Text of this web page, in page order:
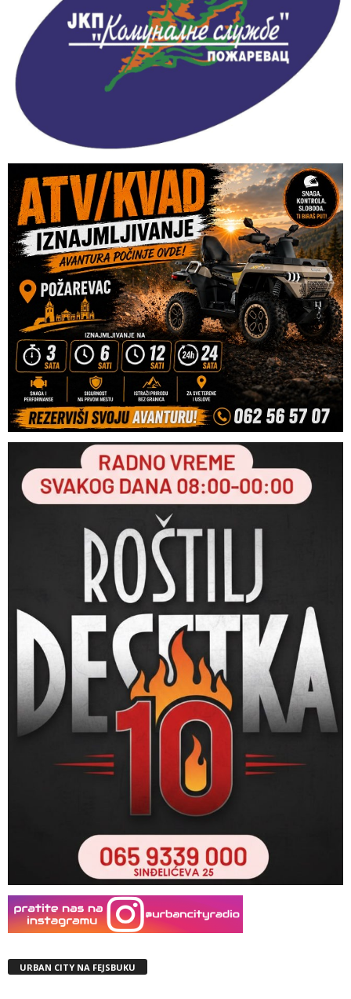
URBAN CITY NA FEJSBUKU